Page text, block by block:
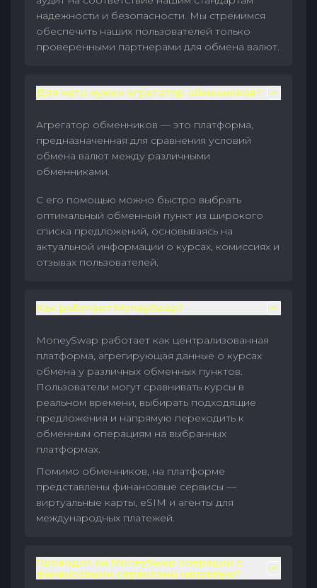
надежности и безопасности. Мы стремимся
обеспечить наших пользователей только
проверенными партнерами для обмена валют.
Для чего нужен агрегатор обменников?
Агрегатор обменников — это платформа,
предназначенная для сравнения условий
обмена валют между различными
обменниками.
С его помощью можно быстро выбрать
оптимальный обменный пункт из широкого
списка предложений, основываясь на
актуальной информации о курсах, комиссиях и
отзывах пользователей.
Как работает MoneySwap?
MoneySwap работает как централизованная
платформа, агрегирующая данные о курсах
обмена у различных обменных пунктов.
Пользователи могут сравнивать курсы в
реальном времени, выбирать подходящие
предложения и напрямую переходить к
обменным операциям на выбранных
платформах.
Помимо обменников, на платформе
представлены финансовые сервисы —
виртуальные карты, eSIM и агенты для
международных платежей.
Проводит ли MoneySwap операции с
финансовыми сервисами напрямую?